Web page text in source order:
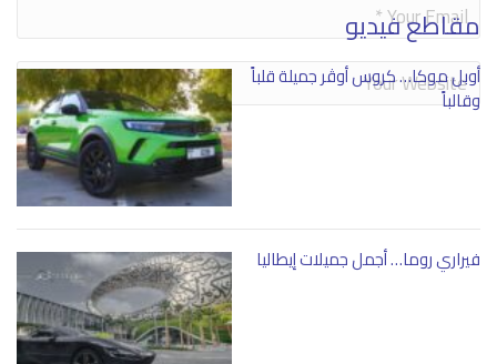
مقاطع فيديو
أوبل موكا… كروس أوڤر جميلة قلباً
وقالباً
فيراري روما… أجمل جميلات إيطاليا